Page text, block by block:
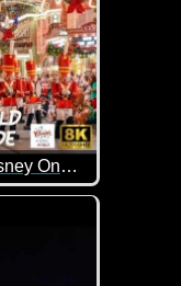
2024 Christmas Parade "Disney Once Upon A Christmastime Parade"
Parade ist.